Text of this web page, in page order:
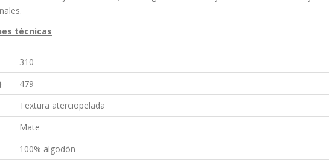
técnicas
310
479
Textura aterciopelada
Mate
100% algodón